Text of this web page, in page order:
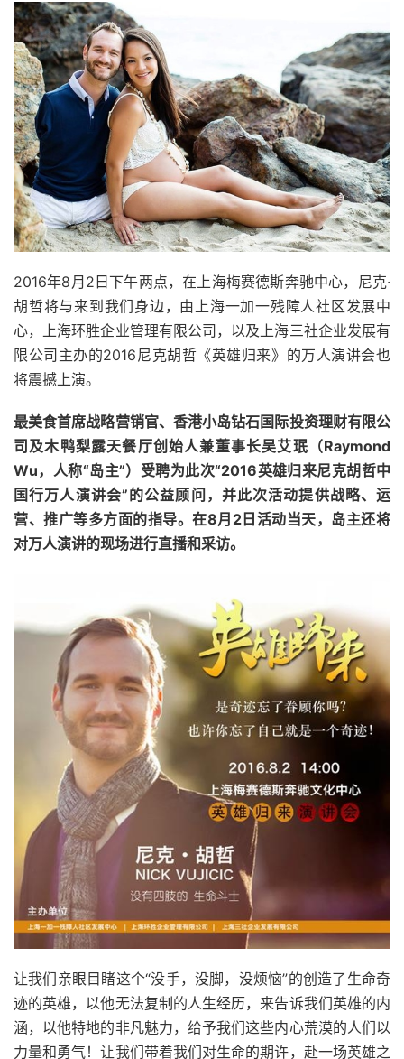
2016年8月2日下午两点，在上海梅赛德斯奔驰中心，尼克·
胡哲将与来到我们身边，由上海一加一残障人社区发展中
心，上海环胜企业管理有限公司，以及上海三社企业发展有
限公司主办的2016尼克胡哲《英雄归来》的万人演讲会也
将震撼上演。
最美食首席战略营销官、香港小岛钻石国际投资理财有限公
司及木鸭梨露天餐厅创始人兼董事长吴艾珉（Raymond
Wu，人称“岛主”）受聘为此次“2016英雄归来尼克胡哲中
国行万人演讲会”的公益顾问，并此次活动提供战略、运
营、推广等多方面的指导。在8月2日活动当天，岛主还将
对万人演讲的现场进行直播和采访。
让我们亲眼目睹这个“没手，没脚，没烦恼”的创造了生命奇
迹的英雄，以他无法复制的人生经历，来告诉我们英雄的内
涵，以他特地的非凡魅力，给予我们这些内心荒漠的人们以
力量和勇气！让我们带着我们对生命的期许，赴一场英雄之